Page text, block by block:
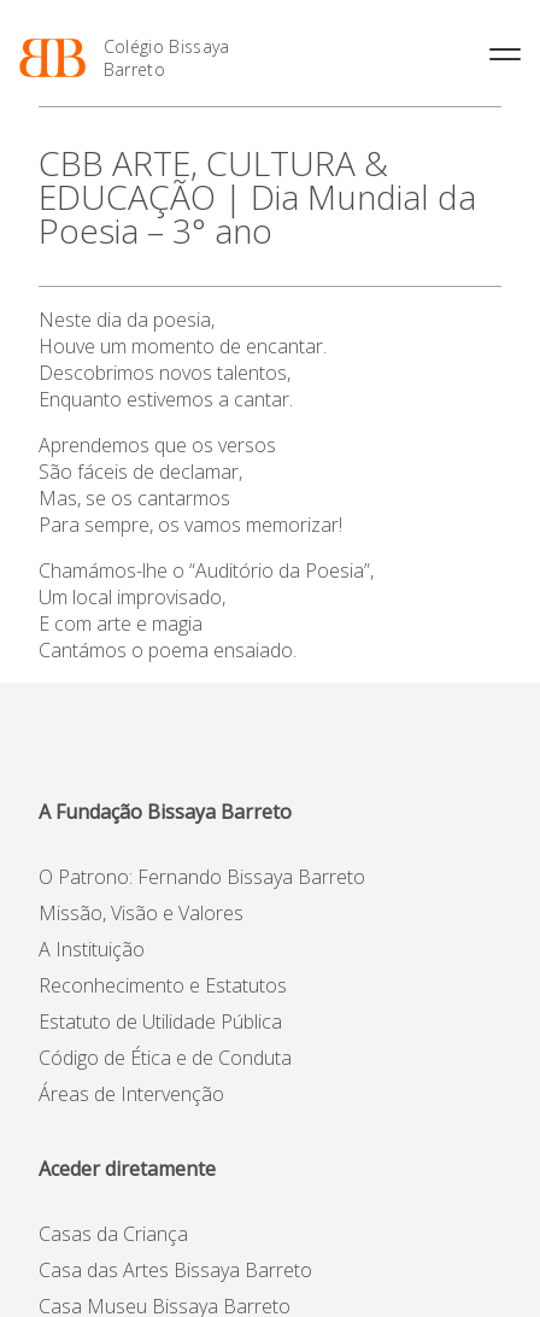
Colégio Bissaya
Barreto
Projeto Educativo
Organização
Colaboradores Docentes
Instalações
Ofertas de emprego
Regulamentos
Jornal “O Coreto”
Privacidade
Oferta Formativa
Enriquecimento Curricular
Oferta Curricular
Atividades Extracurriculares
Atividades de Interrupção
Letiva
Academia de LínguasEnsino Profissional
Profissionais
Matrículas
Horários e Manuais
Termalismo
Curso de Técnico/a de Apoio
à Família e à Comunidade
Ofertas de Emprego
Ano Letivo
2027
Calendários
Portal do Professor
de Educação
SIGE
Secretariado de Exames
Admissão
Informações
APEE
CBB ARTE, CULTURA &
EDUCAÇÃO | Dia Mundial da
Poesia – 3° ano
Neste dia da poesia,
Houve um momento de encantar.
Descobrimos novos talentos,
Enquanto estivemos a cantar.
Aprendemos que os versos
São fáceis de declamar,
Mas, se os cantarmos
Para sempre, os vamos memorizar!
Chamámos-lhe o “Auditório da Poesia”,
Um local improvisado,
E com arte e magia
Cantámos o poema ensaiado.
A Fundação Bissaya Barreto
O Patrono: Fernando Bissaya Barreto
Missão, Visão e Valores
A Instituição
Reconhecimento e Estatutos
Estatuto de Utilidade Pública
Código de Ética e de Conduta
Áreas de Intervenção
Aceder diretamente
Casas da Criança
Casa das Artes Bissaya Barreto
Casa Museu Bissaya Barreto